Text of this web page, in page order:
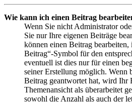
Wie kann ich einen Beitrag
Wenn Sie nicht Administrator
Sie nur Ihre eigenen Beiträge
können einen Beitrag bearbeiten,
Beitrag“-Symbol für den
eventuell ist dies nur für einen
seiner Erstellung möglich. Wenn
Beitrag geantwortet hat, wird Ihr
Themenansicht als überarbeitet
sowohl die Anzahl als auch der